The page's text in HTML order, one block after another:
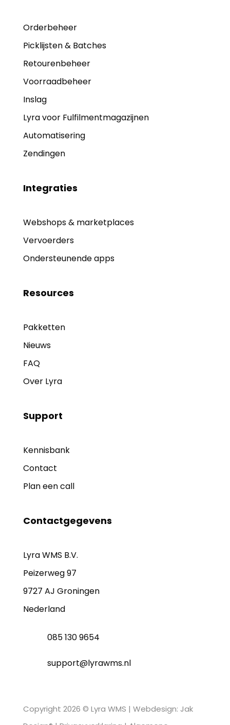
Orderbeheer
Picklijsten & Batches
Retourenbeheer
Voorraadbeheer
Inslag
Lyra voor Fulfilmentmagazijnen
Automatisering
Zendingen
Integraties
Webshops & marketplaces
Vervoerders
Ondersteunende apps
Resources
Pakketten
Nieuws
FAQ
Over Lyra
Support
Kennisbank
Contact
Plan een call
Contactgegevens
Lyra WMS B.V.
Peizerweg 97
9727 AJ Groningen
Nederland
085 130 9654
support@lyrawms.nl
Copyright 2026 © Lyra WMS | Webdesign: Jak